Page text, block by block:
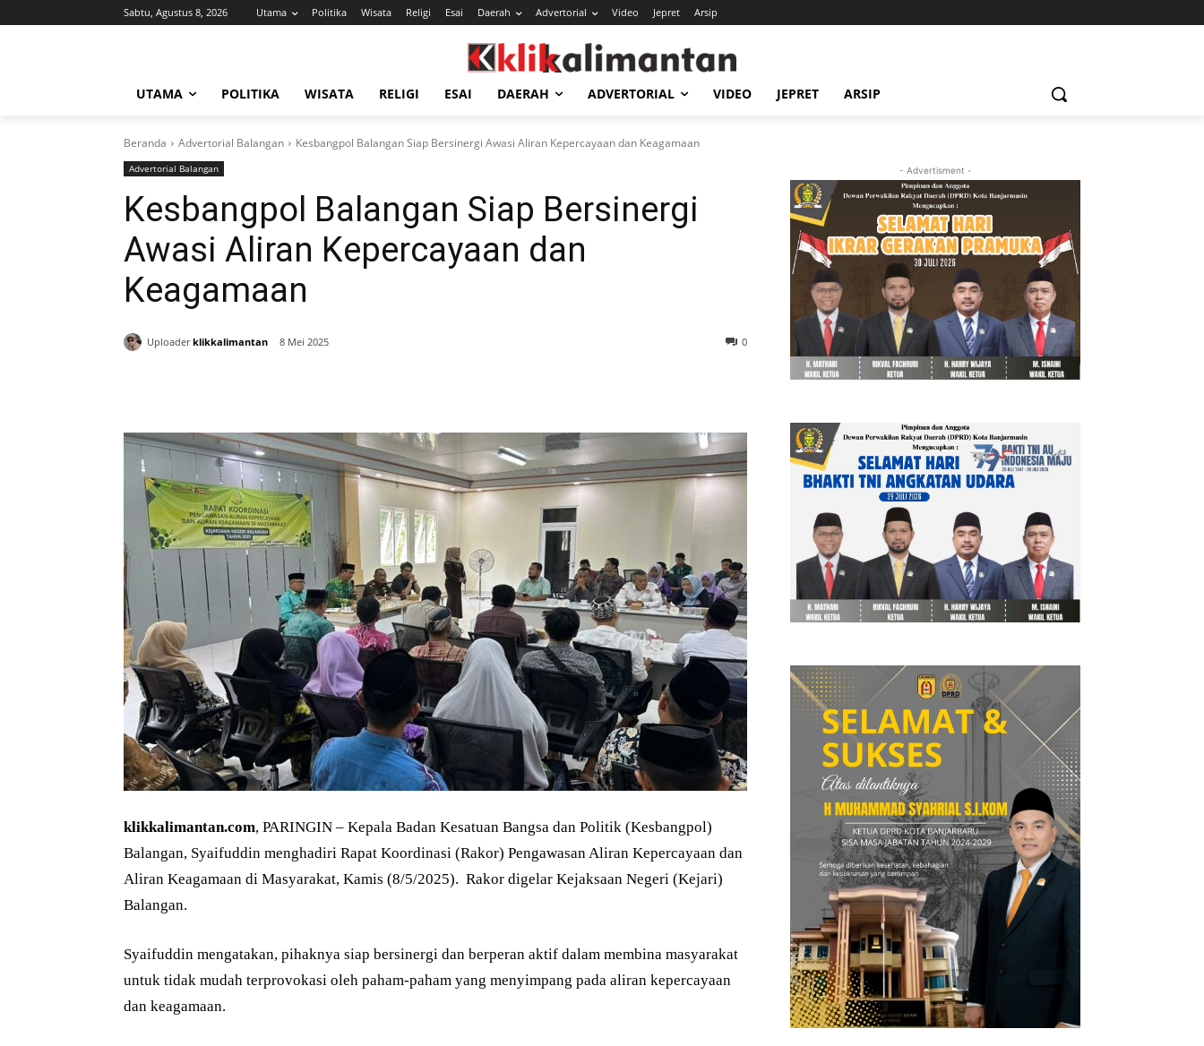
Sabtu, Agustus 8, 2026 Utama Politika Wisata Religi Esai Daerah Advertorial Video Jepret Arsip
UTAMA POLITIKA WISATA RELIGI ESAI DAERAH ADVERTORIAL VIDEO JEPRET ARSIP
Beranda Advertorial Balangan Kesbangpol Balangan Siap Bersinergi Awasi Aliran Kepercayaan dan Keagamaan
Advertorial Balangan
Kesbangpol Balangan Siap Bersinergi
Awasi Aliran Kepercayaan dan
Keagamaan
Uploader klikkalimantan 8 Mei 2025 0
klikkalimantan.com, PARINGIN – Kepala Badan Kesatuan Bangsa dan Politik (Kesbangpol)
Balangan, Syaifuddin menghadiri Rapat Koordinasi (Rakor) Pengawasan Aliran Kepercayaan dan
Aliran Keagamaan di Masyarakat, Kamis (8/5/2025). Rakor digelar Kejaksaan Negeri (Kejari)
Balangan.
Syaifuddin mengatakan, pihaknya siap bersinergi dan berperan aktif dalam membina masyarakat
untuk tidak mudah terprovokasi oleh paham-paham yang menyimpang pada aliran kepercayaan
dan keagamaan.
- Advertisment -